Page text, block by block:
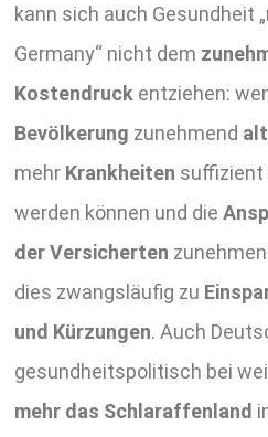
kann sich auch Gesundheit
Germany“ nicht dem
Kostendruck entziehen:
Bevölkerung zunehmend
mehr Krankheiten suffizient
werden können und die
der Versicherten
dies zwangsläufig zu
und Kürzungen. Auch
gesundheitspolitisch bei
mehr das Schlaraffenland